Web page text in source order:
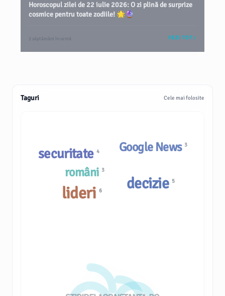
Horoscopul zilei de 22 iulie 2026: O zi plină de surprize
cosmice pentru toate zodiile! 🌟🔮
2 săptămâni în urmă VEZI TOT
Taguri Cele mai folosite
români 3
Google News 3
securitate 4
lideri6 decizie 5